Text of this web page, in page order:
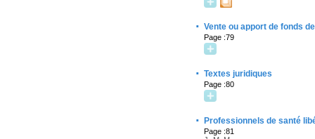
· Vente ou apport de fonds
Page :79
· Textes juridiques
Page :80
· Professionnels de santé
Page :81